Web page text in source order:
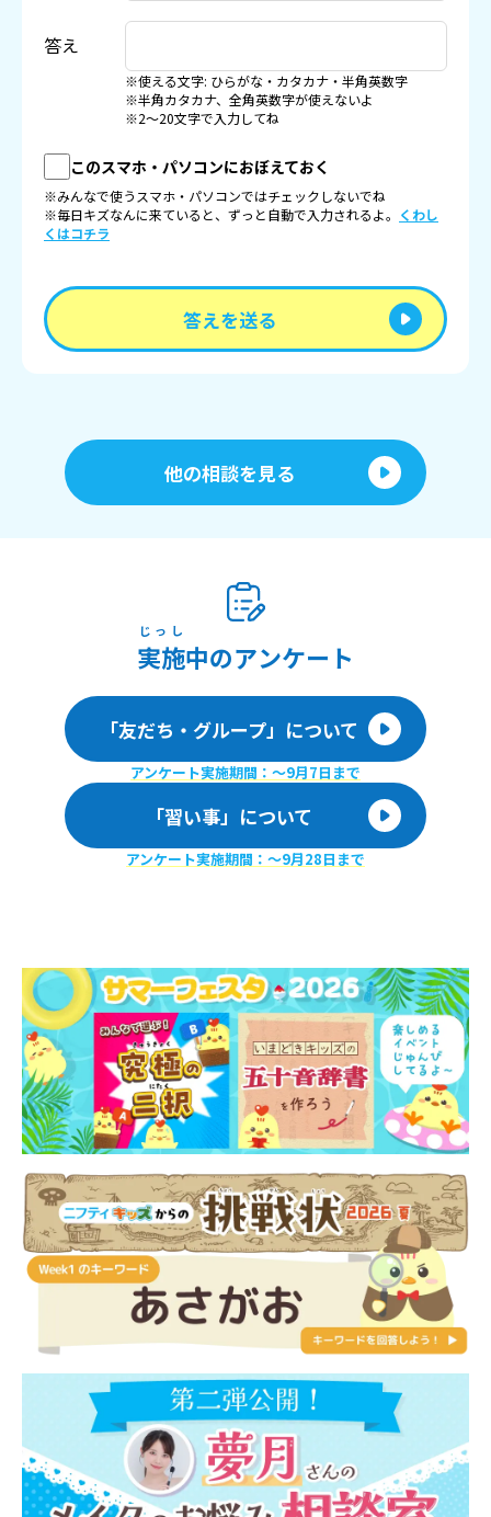
答え
※使える文字: ひらがな・カタカナ・半角英数字
※半角カタカナ、全角英数字が使えないよ
※2〜20文字で入力してね
このスマホ・パソコンにおぼえておく
※みんなで使うスマホ・パソコンではチェックしないでね
※毎日キズなんに来ていると、ずっと自動で入力されるよ。 くわし
くはコチラ
答えを送る
他の相談を見る
実施
じっし
中のアンケート
「友だち・グループ」について
アンケート実施期間：〜9月7日まで
「習い事」について
アンケート実施期間：〜9月28日まで